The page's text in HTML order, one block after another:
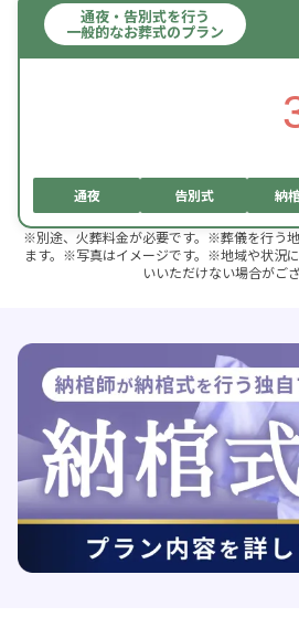
通夜・告別式を行う
一般的なお葬式のプラン
通夜 告別式 納
※別途、火葬料金が必要です。※葬儀を行う
ます。※写真はイメージです。※地域や状況
いいただけない場合がござ